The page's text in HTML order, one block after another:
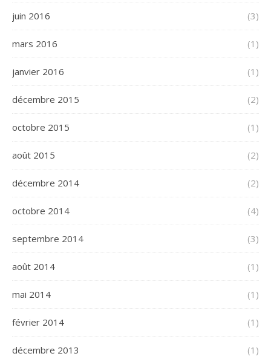
juin 2016 (3)
mars 2016 (1)
janvier 2016 (1)
décembre 2015 (2)
octobre 2015 (1)
août 2015 (2)
décembre 2014 (2)
octobre 2014 (4)
septembre 2014 (3)
août 2014 (1)
mai 2014 (1)
février 2014 (1)
décembre 2013 (1)